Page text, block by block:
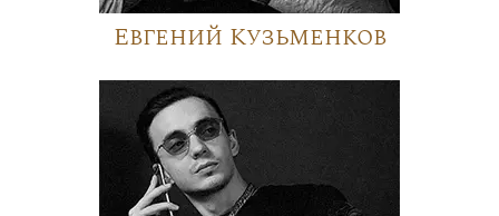
Евгений Кузьменков